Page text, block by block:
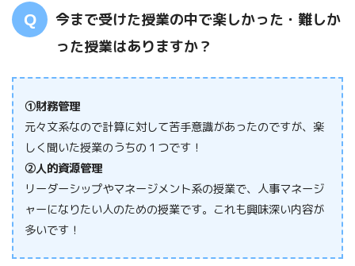
今まで受けた授業の中で楽しかった・難しか
った授業はありますか？
①財務管理
元々文系なので計算に対して苦手意識があったのですが、楽
しく聞いた授業のうちの１つです！
②人的資源管理
リーダーシップやマネージメント系の授業で、人事マネージ
ャーになりたい人のための授業です。これも興味深い内容が
多いです！